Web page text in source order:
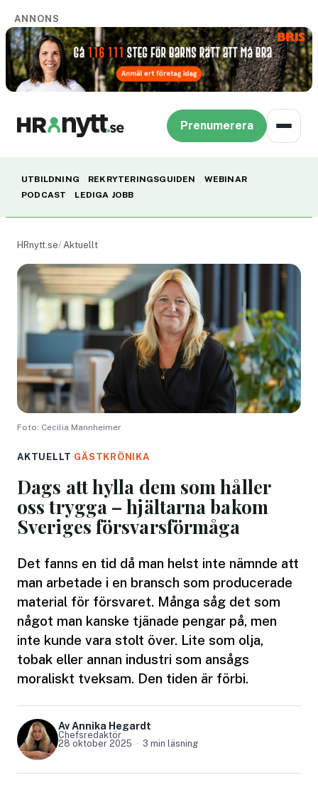
ANNONS
Prenumerera
UTBILDNING REKRYTERINGSGUIDEN
WEBINAR
PODCAST
LEDIGA JOBB
HRnytt.se Aktuellt
Foto: Cecilia Mannheimer
AKTUELLT ·GÄSTKRÖNIKA
Dags att hylla dem som håller
oss trygga – hjältarna bakom
Sveriges försvarsförmåga
Det fanns en tid då man helst inte nämnde att
man arbetade i en bransch som producerade
material för försvaret. Många såg det som
något man kanske tjänade pengar på, men
inte kunde vara stolt över. Lite som olja,
tobak eller annan industri som ansågs
moraliskt tveksam. Den tiden är förbi.
Av Annika Hegardt
Chefsredaktör
28 oktober 2025
3 min läsning